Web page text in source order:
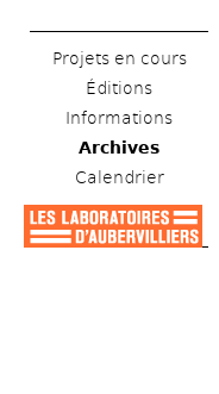
Projets en cours
Éditions
Informations
Archives
Calendrier